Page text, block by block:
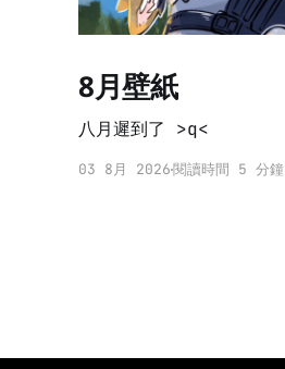
8月壁紙
八月遲到了 >q<
03 8月 2026閱讀時間 5 分鐘